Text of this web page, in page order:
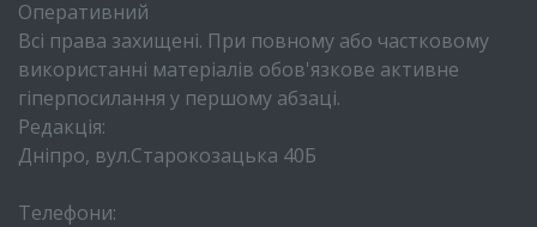
Оперативний
Всі права захищені. При повному або частковому
використанні матеріалів обов'язкове активне
гіперпосилання у першому абзаці.
Редакція:
Дніпро, вул.Старокозацька 40Б
Телефони: